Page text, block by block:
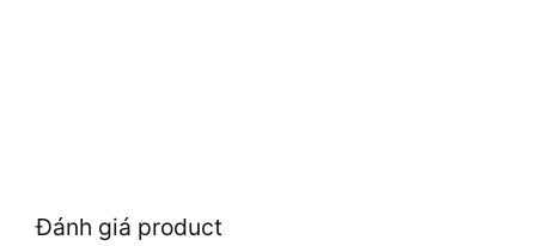
Đánh giá product